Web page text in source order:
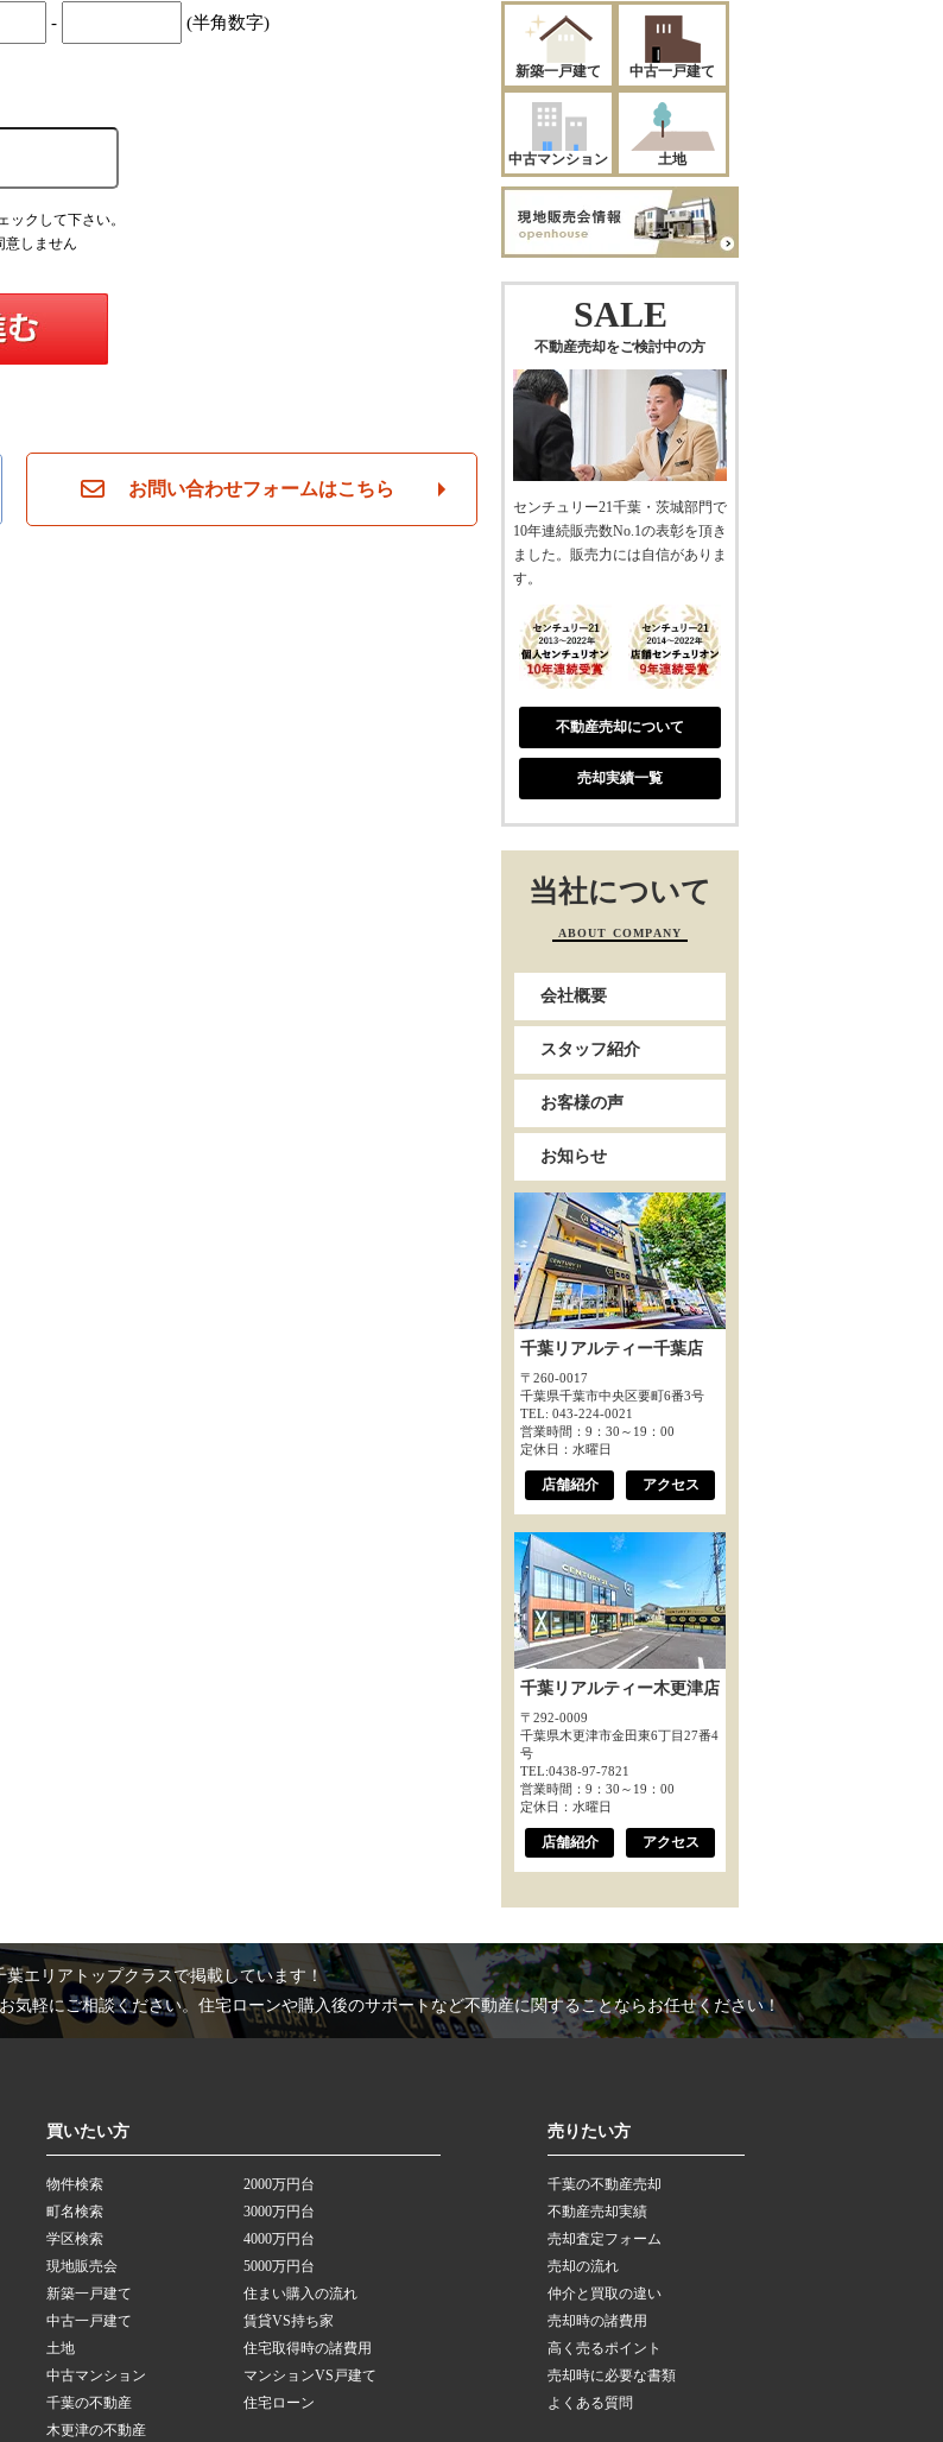
- (半角数字)
ックして下さい。
意しません
お問い合わせフォームはこちら
新築一戸建て 中古一戸建て
中古マンション 土地
SALE
不動産売却をご検討中の方
センチュリー21千葉・茨城部門で
10年連続販売数No.1の表彰を頂き
ました。販売力には自信がありま
す。
不動産売却について
売却実績一覧
当社について
ABOUT COMPANY
会社概要
スタッフ紹介
お客様の声
お知らせ
千葉リアルティー千葉店
〒260-0017
千葉県千葉市中央区要町6番3号
TEL: 043-224-0021
営業時間：9：30～19：00
定休日：水曜日
店舗紹介 アクセス
千葉リアルティー木更津店
〒292-0009
千葉県木更津市金田東6丁目27番4
号
TEL:0438-97-7821
営業時間：9：30～19：00
定休日：水曜日
店舗紹介 アクセス
エリアトップクラスで掲載しています！
気軽にご相談ください。住宅ローンや購入後のサポートなど不動産に関することならお任せください！
買いたい方
物件検索
町名検索
学区検索
現地販売会
新築一戸建て
中古一戸建て
土地
中古マンション
千葉の不動産
木更津の不動産
2000万円台
3000万円台
4000万円台
5000万円台
住まい購入の流れ
賃貸VS持ち家
住宅取得時の諸費用
マンションVS戸建て
住宅ローン
売りたい方
千葉の不動産売却
不動産売却実績
売却査定フォーム
売却の流れ
仲介と買取の違い
売却時の諸費用
高く売るポイント
売却時に必要な書類
よくある質問